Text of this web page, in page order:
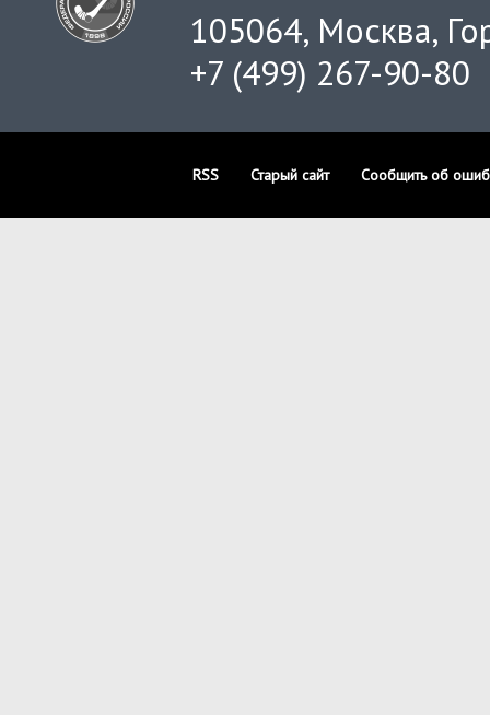
105064, Москва,
+7 (499) 267-90-80
RSS Старый сайт Сообщить об